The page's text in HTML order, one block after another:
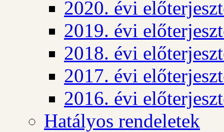
2020. évi
2019. évi
2018. évi
2017. évi
2016. évi
Hatályos rendeletek